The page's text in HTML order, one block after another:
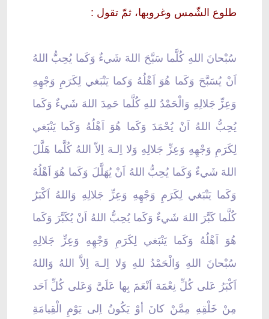
طلوع الشّمس وغروبها، ثمّ تقول :
سُبْحانَ اللهِ كُلَّما سَبَّحَ اللهَ شَيءٌ وَكَما يُحِبُّ اللهُ
اَنْ يُسَبَّحَ وَكَما هُوَ اَهْلُهُ وَكما يَنْبَغي لِكَرَمِ وَجْهِهِ
وَعِزِّ جَلالِهِ وَالْحَمْدُ للهِ كُلَّما حَمِدَ اللهَ شَيءٌ وَكَما
يُحِبُّ اللهُ اَنْ يُحْمَدَ وَكَما هُوَ اَهْلُهُ وَكَما يَنْبَغي
لِكَرَمِ وَجْهِهِ وَعِزِّ جَلالِهِ وَلا اِلـهَ اِلاّ اللهُ كُلَّما هَلَّلَ
اللهَ شَيءٌ وَكَما يُحِبُّ اللهُ اَنْ يُهَلَّلَ وَكَما هُوَ اَهْلُهُ
وَكَما يَنْبَغي لِكَرَمِ وَجْهِهِ وَعِزِّ جَلالِهِ وَاللهُ اَكْبَرُ
كُلَّما كَبَّرَ اللهَ شَيءٌ وَكَما يُحِبُّ اللهُ اَنْ يُكَبَّرَ وَكَما
هُوَ اَهْلُهُ وَكَما يَنْبَغي لِكَرَمِ وَجْهِهِ وَعِزِّ جَلالِهِ
سُبْحانَ اللهِ وَالْحَمْدُ للهِ وَلا اِلـهَ اِلاَّ اللهُ وَاللهُ
اَكْبَرُ عَلى كُلِّ نِعْمَة اَنْعَمَ بِها عَلَىَّ وَعَلى كُلِّ اَحَد
مِنْ خَلْقِهِ مِمَّنْ كانَ أوْ يَكُونُ اِلى يَوْمِ الْقِيامَةِ